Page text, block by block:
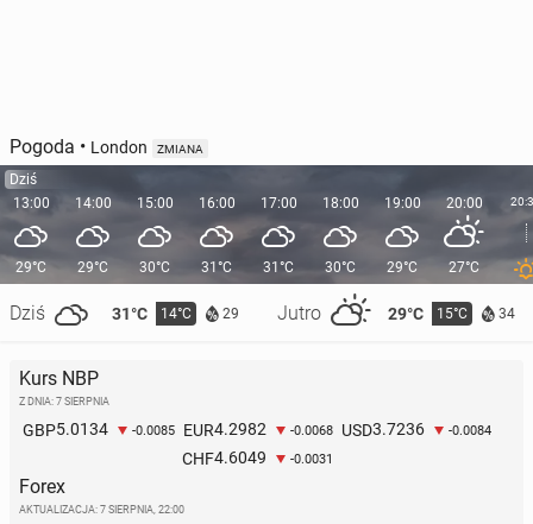
Pogoda • London ZMIANA
Dziś
13:00
29°C
Dziś 31°C 14°C 29 Jutro 29°C 15°C 34
14:00
29°C
15:00
30°C
16:00
31°C
17:00
31°C
18:00
30°C
19:00
29°C
20:00
27°C
Kurs NBP
Z DNIA: 7 SIERPNIA
GBP5.0134 -0.0085 EUR4.2982 -0.0068 USD3.7236 -0.0084
CHF4.6049 -0.0031
Forex
AKTUALIZACJA: 7 SIERPNIA, 22:00